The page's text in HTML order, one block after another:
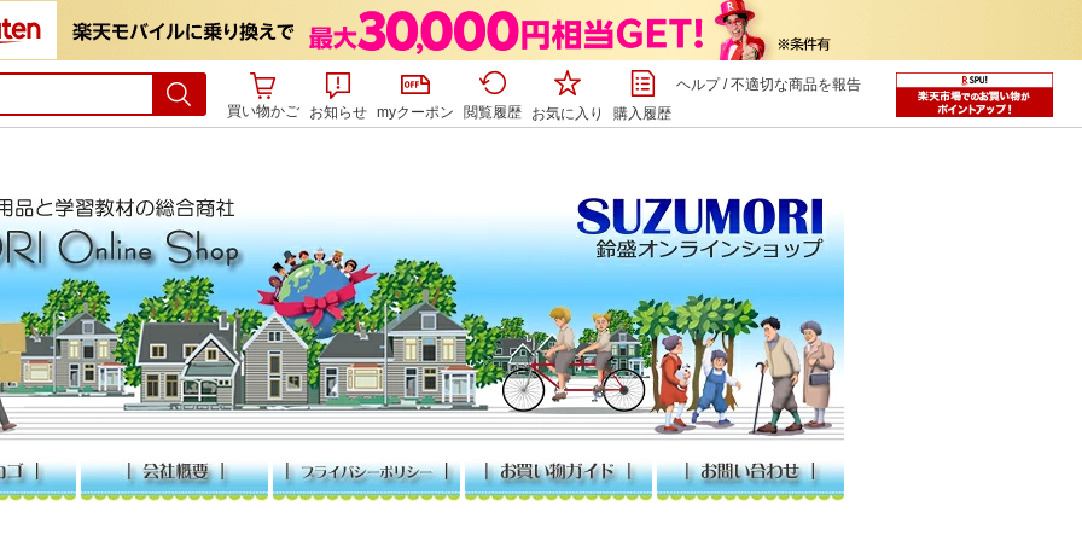
買い物かご お知らせ myクーポン 閲覧履歴 お気に入り 購入履歴
ヘルプ/不適切な商品を報告